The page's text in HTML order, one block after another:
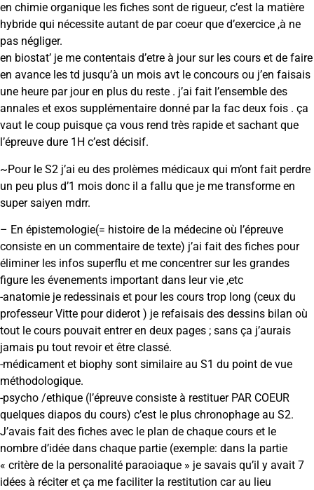
en chimie organique les fiches sont de rigueur, c’est la matière
hybride qui nécessite autant de par coeur que d’exercice ,à ne
pas négliger.
en biostat’ je me contentais d’etre à jour sur les cours et de faire
en avance les td jusqu’à un mois avt le concours ou j’en faisais
une heure par jour en plus du reste . j’ai fait l’ensemble des
annales et exos supplémentaire donné par la fac deux fois . ça
vaut le coup puisque ça vous rend très rapide et sachant que
l’épreuve dure 1H c’est décisif.
~Pour le S2 j’ai eu des prolèmes médicaux qui m’ont fait perdre
un peu plus d’1 mois donc il a fallu que je me transforme en
super saiyen mdrr.
– En épistemologie(= histoire de la médecine où l’épreuve
consiste en un commentaire de texte) j’ai fait des fiches pour
éliminer les infos superflu et me concentrer sur les grandes
figure les évenements important dans leur vie ,etc
-anatomie je redessinais et pour les cours trop long (ceux du
professeur Vitte pour diderot ) je refaisais des dessins bilan où
tout le cours pouvait entrer en deux pages ; sans ça j’aurais
jamais pu tout revoir et être classé.
-médicament et biophy sont similaire au S1 du point de vue
méthodologique.
-psycho /ethique (l’épreuve consiste à restituer PAR COEUR
quelques diapos du cours) c’est le plus chronophage au S2.
J’avais fait des fiches avec le plan de chaque cours et le
nombre d’idée dans chaque partie (exemple: dans la partie
« critère de la personalité paraoiaque » je savais qu’il y avait 7
idées à réciter et ça me faciliter la restitution car au lieu